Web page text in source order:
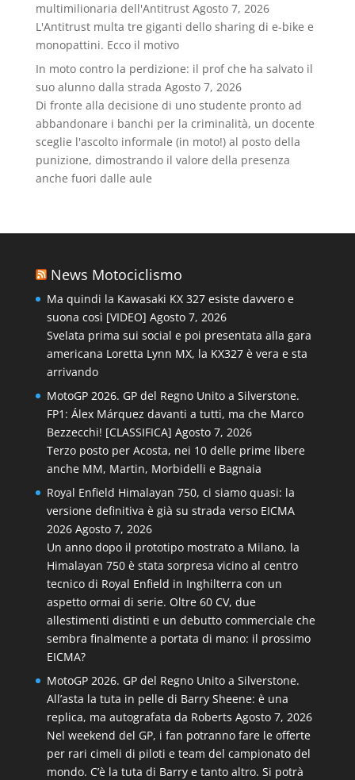
multimilionaria dell'Antitrust Agosto 7, 2026
L'Antitrust multa tre giganti dello sharing di e-bike e
monopattini. Ecco il motivo
In moto contro la perdizione: il prof che ha salvato il
suo alunno dalla strada Agosto 7, 2026
Di fronte alla decisione di uno studente pronto ad
abbandonare i banchi per la criminalità, un docente
sceglie l'ascolto informale (in moto!) al posto della
punizione, dimostrando il valore della presenza
anche fuori dalle aule
News Motociclismo
Ma quindi la Kawasaki KX 327 esiste davvero e
suona così [VIDEO] Agosto 7, 2026
Svelata prima sui social e poi presentata alla gara
americana Loretta Lynn MX, la KX327 è vera e sta
arrivando
MotoGP 2026. GP del Regno Unito a Silverstone.
FP1: Álex Márquez davanti a tutti, ma che Marco
Bezzecchi! [CLASSIFICA] Agosto 7, 2026
Terzo posto per Acosta, nei 10 delle prime libere
anche MM, Martin, Morbidelli e Bagnaia
Royal Enfield Himalayan 750, ci siamo quasi: la
versione definitiva è già su strada verso EICMA
2026 Agosto 7, 2026
Un anno dopo il prototipo mostrato a Milano, la
Himalayan 750 è stata sorpresa vicino al centro
tecnico di Royal Enfield in Inghilterra con un
aspetto ormai di serie. Oltre 60 CV, due
allestimenti distinti e un debutto commerciale che
sembra finalmente a portata di mano: il prossimo
EICMA?
MotoGP 2026. GP del Regno Unito a Silverstone.
All’asta la tuta in pelle di Barry Sheene: è una
replica, ma autografata da Roberts Agosto 7, 2026
Nel weekend del GP, i fan potranno fare le offerte
per rari cimeli di piloti e team del campionato del
mondo. C’è la tuta di Barry e tanto altro. Si potrà